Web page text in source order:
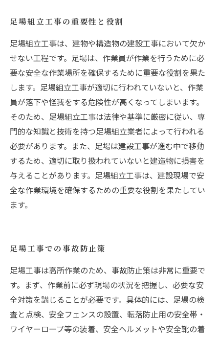
足場組立工事の重要性と役割
足場組立工事は、建物や構造物の建設工事において欠か
せない工程です。足場は、作業員が作業を行うために必
要な安全な作業場所を確保するために重要な役割を果た
します。足場組立工事が適切に行われていないと、作業
員が落下や怪我をする危険性が高くなってしまいます。
そのため、足場組立工事は法律や基準に厳密に従い、専
門的な知識と技術を持つ足場組立業者によって行われる
必要があります。また、足場は建設工事が進む中で移動
するため、適切に取り扱われていないと建造物に損害を
与えることがあります。足場組立工事は、建設現場で安
全な作業環境を確保するための重要な役割を果たしてい
ます。
足場工事での事故防止策
足場工事は高所作業のため、事故防止策は非常に重要で
す。まず、作業前に必ず現場の状況を把握し、必要な安
全対策を講じることが必要です。具体的には、足場の検
査と点検、安全フェンスの設置、転落防止用の安全帯・
ワイヤーロープ等の装着、安全ヘルメットや安全靴の着